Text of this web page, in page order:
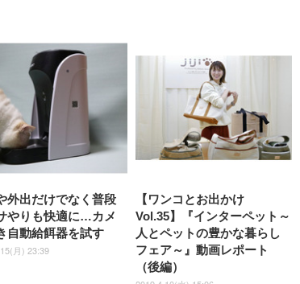
外出だけでなく普段
やりも快適に…カメ
自動給餌器を試す
月) 23:39
【ワンコとお出かけ
Vol.35】『インターペット～
人とペットの豊かな暮らし
フェア～』動画レポート
（後編）